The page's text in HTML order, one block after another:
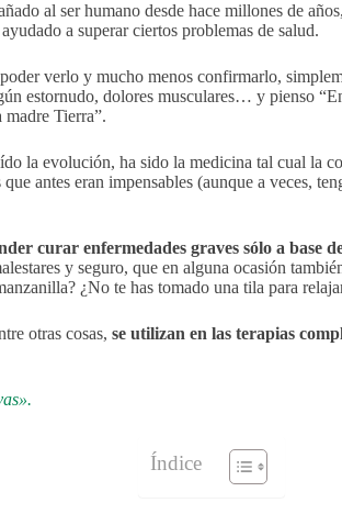
al ser humano desde hace millones de
a superar ciertos problemas de salud.
verlo y mucho menos confirmarlo,
estornudo, dolores musculares… y pienso
Tierra”.
la evolución, ha sido la medicina tal cual la
antes eran impensables (aunque a veces,
curar enfermedades graves sólo a base
y seguro, que en alguna ocasión
¿No te has tomado una tila para
otras cosas, se utilizan en las terapias
Índice